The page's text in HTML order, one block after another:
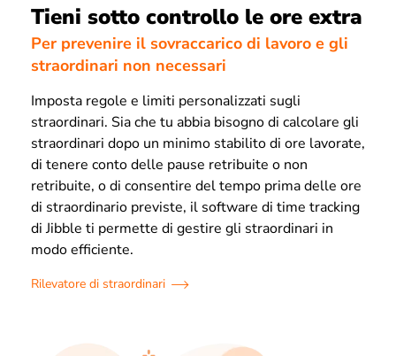
Tieni sotto controllo le ore extra
Per prevenire il sovraccarico di lavoro e gli
straordinari non necessari
Imposta regole e limiti personalizzati sugli
straordinari. Sia che tu abbia bisogno di calcolare gli
straordinari dopo un minimo stabilito di ore lavorate,
di tenere conto delle pause retribuite o non
retribuite, o di consentire del tempo prima delle ore
di straordinario previste, il software di time tracking
di Jibble ti permette di gestire gli straordinari in
modo efficiente.
Rilevatore di straordinari